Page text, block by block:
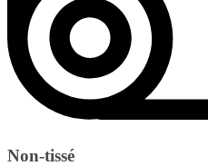
Non-tissé